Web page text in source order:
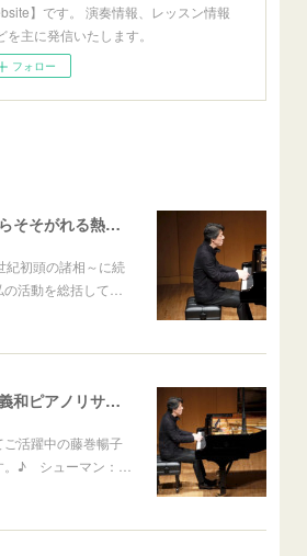
】です。 演奏情報、レッスン情報
を主に発信いたします。
フォロー
一歩引いたところからそそがれる熱いまなざし──寿明義和ピアノリサイタル Aufschwung～飛翔～ 篠村友輝哉
紀初頭の諸相～に続
活動を総括して…
終了しました 寿明義和ピアノリサイタル Aufschwung～飛翔～
活躍中の藤巻暢子
。♪ シューマン：…